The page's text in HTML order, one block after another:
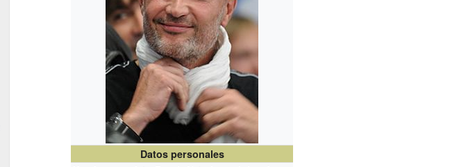
Datos personales